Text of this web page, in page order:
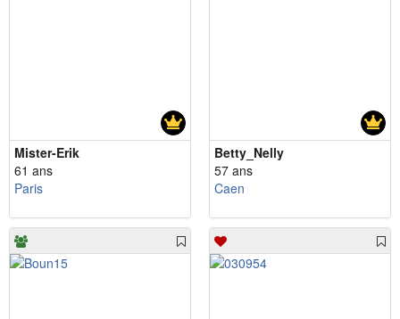
Mister-Erik
61 ans
Paris
Betty_Nelly
57 ans
Caen